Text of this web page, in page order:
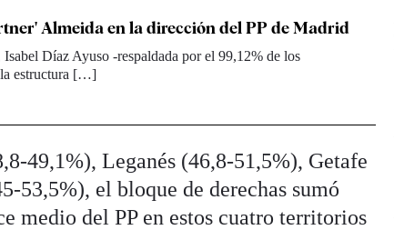
Almeida en la dirección del PP de Madrid
Díaz Ayuso -respaldada por el 99,12% de los
la estructura […]
49,1%), Leganés (46,8-51,5%), Getafe
53,5%), el bloque de derechas sumó
medio del PP en estos cuatro territorios